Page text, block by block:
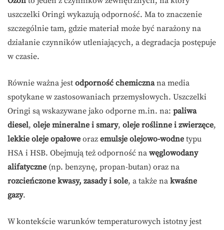
uszczelki Oringi wykazują odporność. Ma to znaczenie
szczególnie tam, gdzie materiał może być narażony na
działanie czynników utleniających, a degradacja postępuje
w czasie.
Równie ważna jest odporność chemicznana media
spotykane w zastosowaniach przemysłowych. Uszczelki
Oringi są wskazywane jako odporne m.in. na: paliwa
diesel, oleje mineralne i smary, oleje roślinne i zwierzęce,
lekkie oleje opałowe oraz emulsje olejowo-wodne typu
HSA i HSB. Obejmują też odporność na węglowodany
alifatyczne (np. benzynę, propan-butan) oraz na
rozcieńczone kwasy, zasady i sole, a także na kwaśne
gazy.
W kontekście warunków temperaturowych istotny jest